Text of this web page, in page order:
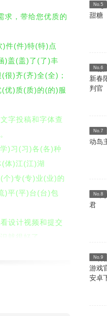
求，带给您优质的
)件(件)特(特)点
)盖(盖)了(了)丰
)齐(齐)全(全)；
优)质(质)的(的)服
字投稿和字体查
)习(习)各(各)种
体)江(江)湖
)专(专)业(业)的
)平(平)台(台)包
设计视频和提交
就很好了。
(集)整(整)理(理)
No.5
No.6
No.7
No.8
No.9